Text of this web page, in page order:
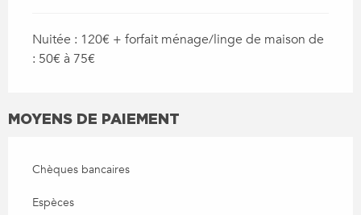
Nuitée : 120€ + forfait ménage/linge de maison de
: 50€ à 75€
MOYENS DE PAIEMENT
Chèques bancaires
Espèces